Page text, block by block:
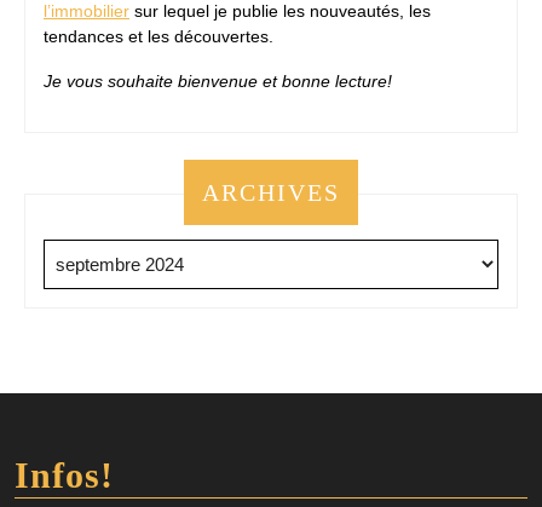
l’immobilier sur lequel je publie les nouveautés, les
tendances et les découvertes.
Je vous souhaite bienvenue et bonne lecture!
ARCHIVES
Infos!